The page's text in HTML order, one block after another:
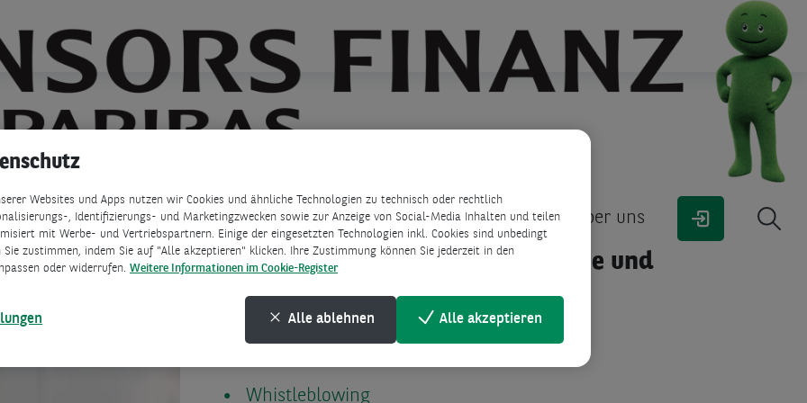
Karten & Kredite
Finanz Mastercard
Service
und Antworten
Über uns
Hier halten wir wichtige Hinweise und
Informationen für Sie bereit:
Whistleblowing
Websites und Apps nutzen wir Cookies und ähnliche Technologien zu technisch oder rechtlich
, Identifizierungs- und Marketingzwecken sowie zur Anzeige von Social-Media Inhalten und teilen
mit Werbe- und Vertriebspartnern. Einige der eingesetzten Technologien inkl. Cookies sind unbedingt
zustimmen, indem Sie auf "Alle akzeptieren" klicken. Ihre Zustimmung können Sie jederzeit in den
oder widerrufen. Weitere Informationen im Cookie-Register
Alle ablehnen Alle akzeptieren